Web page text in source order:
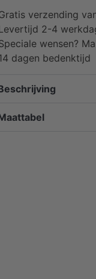
verzending
2-4
wensen?
dagen bedenktijd